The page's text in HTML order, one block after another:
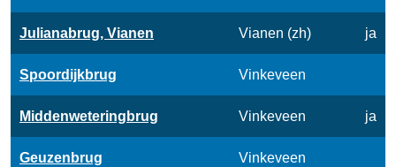
Julianabrug, Vianen Vianen (zh) ja
Spoordijkbrug Vinkeveen
Middenweteringbrug Vinkeveen ja
Geuzenbrug Vinkeveen